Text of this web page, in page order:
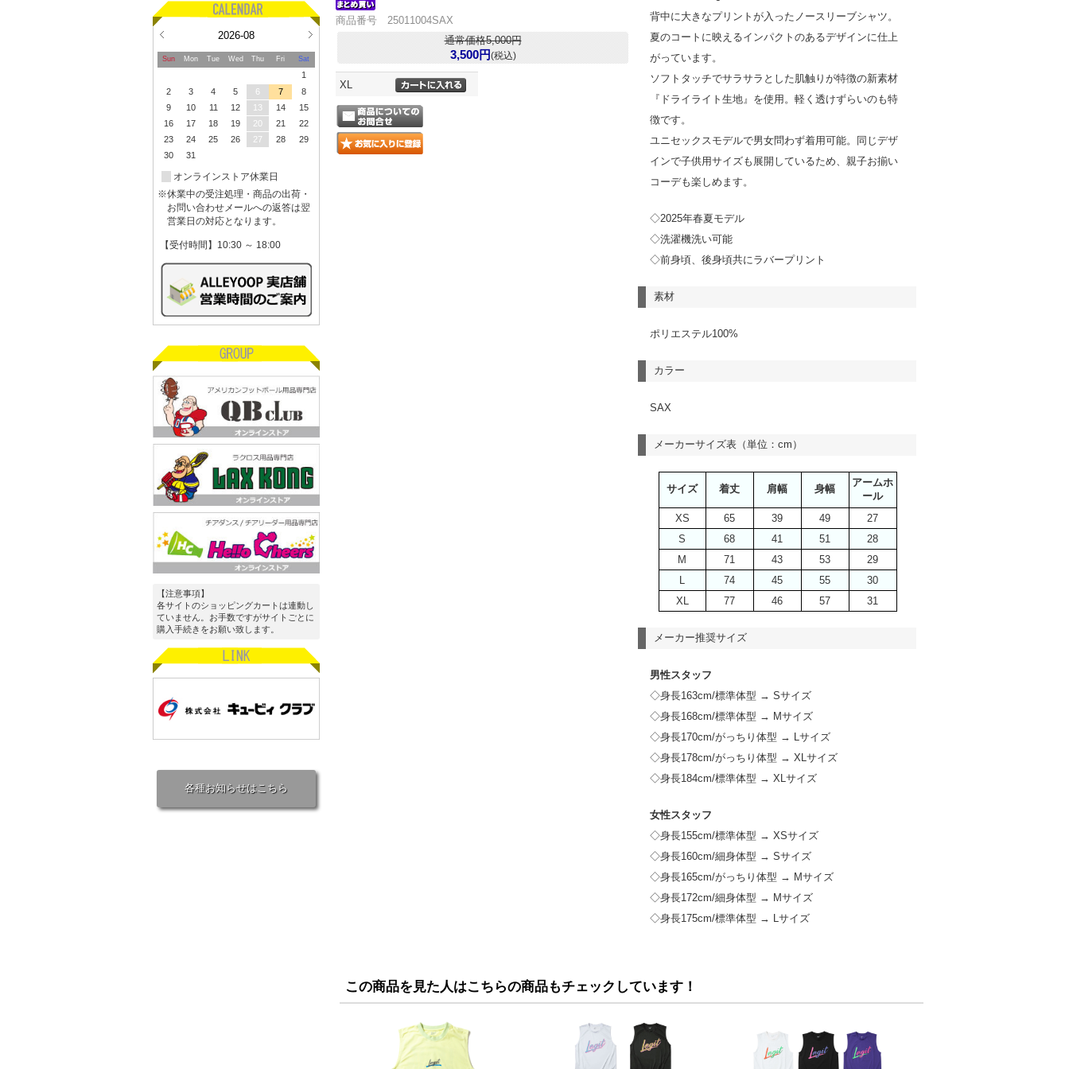
2026-08
Sun Mon Tue Wed Thu Fri Sat
1
2
3 4 5 6 7
8
9
10 11 12 13 14
15
16
17 18 19 20 21
22
23
24 25 26 27 28
29
30
31
オンラインストア休業日
※休業中の受注処理・商品の出荷・
お問い合わせメールへの返答は翌
営業日の対応となります。
【受付時間】10:30 ～ 18:00
【注意事項】
各サイトのショッピングカートは連動し
ていません。お手数ですがサイトごとに
購入手続きをお願い致します。
各種お知らせはこちら
背中に大きなプリントが入ったノースリーブシャツ。
夏のコートに映えるインパクトのあるデザインに仕上
がっています。
ソフトタッチでサラサラとした肌触りが特徴の新素材
『ドライライト生地』を使用。軽く透けずらいのも特
徴です。
ユニセックスモデルで男女問わず着用可能。同じデザ
インで子供用サイズも展開しているため、親子お揃い
コーデも楽しめます。
◇2025年春夏モデル
◇洗濯機洗い可能
◇前身頃、後身頃共にラバープリント
素材
ポリエステル100%
カラー
SAX
メーカーサイズ表（単位：cm）
サイズ 着丈 肩幅 身幅
アームホ
ール
XS
65 39 49
27
S
68 41 51
28
M
71 43 53
29
L
74 45 55
30
XL
77 46 57 31
メーカー推奨サイズ
男性スタッフ
◇身長163cm/標準体型 → Sサイズ
◇身長168cm/標準体型 → Mサイズ
◇身長170cm/がっちり体型 → Lサイズ
◇身長178cm/がっちり体型 → XLサイズ
◇身長184cm/標準体型 → XLサイズ
女性スタッフ
◇身長155cm/標準体型 → XSサイズ
◇身長160cm/細身体型 → Sサイズ
◇身長165cm/がっちり体型 → Mサイズ
◇身長172cm/細身体型 → Mサイズ
◇身長175cm/標準体型 → Lサイズ
商品番号 25011004SAX
通常価格5,000円
3,500円(税込)
XL
この商品を見た人はこちらの商品もチェックしています！